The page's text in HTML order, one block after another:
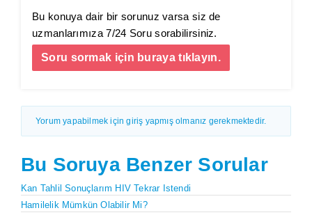
Bu konuya dair bir sorunuz varsa siz de
uzmanlarımıza 7/24 Soru sorabilirsiniz.
Soru sormak için buraya tıklayın.
Yorum yapabilmek için giriş yapmış olmanız gerekmektedir.
Bu Soruya Benzer Sorular
Kan Tahlil Sonuçlarım HIV Tekrar Istendi
Hamilelik Mümkün Olabilir Mi?